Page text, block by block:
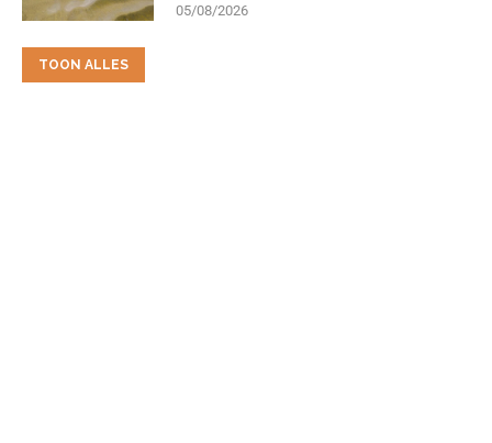
05/08/2026
TOON ALLES